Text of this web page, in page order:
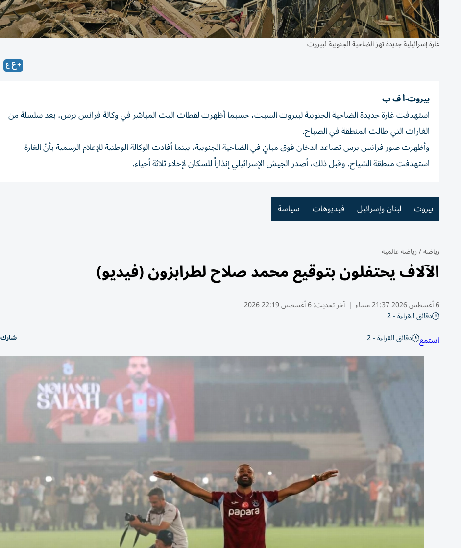
غارة إسرائيلية جديدة تهز الضاحية الجنوبية لبيروت
بيروت-أ ف ب
استهدفت غارة جديدة الضاحية الجنوبية لبيروت السبت، حسبما أظهرت لقطات البث المباشر في وكالة فرانس برس، بعد سلسلة من
الغارات التي طالت المنطقة في الصباح.
وأظهرت صور فرانس برس تصاعد الدخان فوق مبانٍ في الضاحية الجنوبية، بينما أفادت الوكالة الوطنية للإعلام الرسمية بأنّ الغارة
استهدفت منطقة الشياح. وقبل ذلك، أصدر الجيش الإسرائيلي إنذاراً للسكان لإخلاء ثلاثة أحياء.
بيروت لبنان وإسرائيل فيديوهات سياسة
رياضة/رياضة عالمية
الآلاف يحتفلون بتوقيع محمد صلاح لطرابزون (فيديو)
6 أغسطس 2026 21:37 مساء | آخر تحديث:6 أغسطس 22:19 2026
دقائق القراءة - 2
استمع دقائق القراءة - 2 شارك